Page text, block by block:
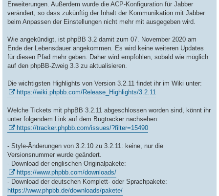
Erweiterungen. Außerdem wurde die ACP-Konfiguration für Jabber
verändert, so dass zukünftig der Inhalt der Kommunikation mit Jabber
beim Anpassen der Einstellungen nicht mehr mit ausgegeben wird.
Wie angekündigt, ist phpBB 3.2 damit zum 07. November 2020 am
Ende der Lebensdauer angekommen. Es wird keine weiteren Updates
für diesen Pfad mehr geben. Daher wird empfohlen, sobald wie möglich
auf den phpBB-Zweig 3.3 zu aktualisieren.
Die wichtigsten Highlights von Version 3.2.11 findet ihr im Wiki unter:
https://wiki.phpbb.com/Release_Highlights/3.2.11
Welche Tickets mit phpBB 3.2.11 abgeschlossen worden sind, könnt ihr
unter folgendem Link auf dem Bugtracker nachsehen:
https://tracker.phpbb.com/issues/?filter=15490
- Style-Änderungen von 3.2.10 zu 3.2.11: keine, nur die
Versionsnummer wurde geändert.
- Download der englischen Originalpakete:
https://www.phpbb.com/downloads/
- Download der deutschen Komplett- oder Sprachpakete:
https://www.phpbb.de/downloads/pakete/